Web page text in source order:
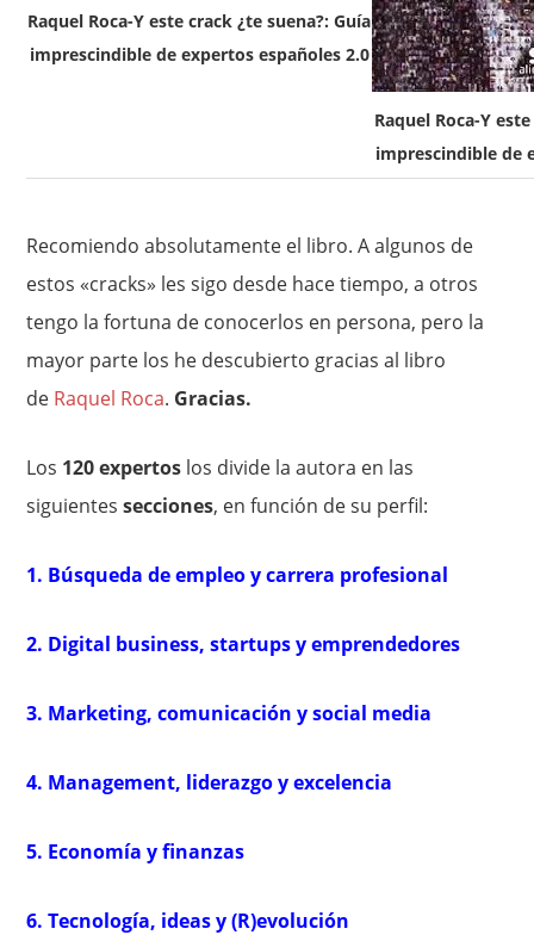
Raquel Roca-Y este crack ¿te suena?: Guía
imprescindible de expertos españoles 2.0
Raquel Roca-Y
imprescindible de
Recomiendo absolutamente el libro. A algunos de
estos «cracks» les sigo desde hace tiempo, a otros
tengo la fortuna de conocerlos en persona, pero la
mayor parte los he descubierto gracias al libro
de Raquel Roca. Gracias.
Los 120 expertos los divide la autora en las
siguientessecciones, en función de su perfil:
1. Búsqueda de empleo y carrera profesional
2. Digital business, startups y emprendedores
3. Marketing, comunicación y social media
4. Management, liderazgo y excelencia
5. Economía y finanzas
6. Tecnología, ideas y (R)evolución